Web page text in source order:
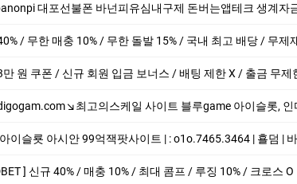
대포선불폰 바넌피유심내구제 돈버는앱테크 생계자금지
/ 무한 매충 10% / 무한 돌발 15% / 국내 최고 배당 / 무제
만 원 쿠폰 / 신규 회원 입금 보너스 / 배팅 제한 X / 출금 무제
최고의스케일 사이트 블루game 아이슬­롯, 인
이슬룟 아시안 99억잭­팟사이트 | : o1o.7465.3464 | 횰덤 |
] 신규 40% / 매충 10% / 최대 콤프 / 루징 10% / 크로스 O